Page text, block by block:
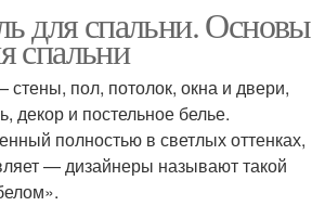
для спальни. Основы
спальни
пол, потолок, окна и двери,
декор и постельное белье.
полностью в светлых оттенках,
— дизайнеры называют такой